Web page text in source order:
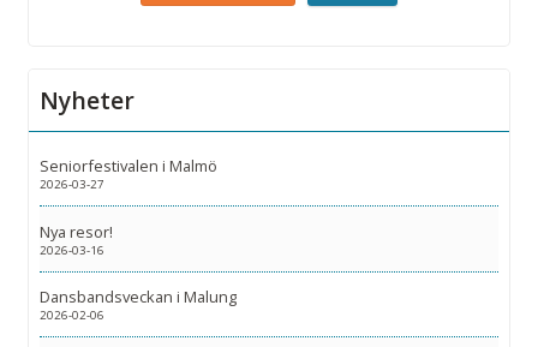
Nyheter
Seniorfestivalen i Malmö
2026-03-27
Nya resor!
2026-03-16
Dansbandsveckan i Malung
2026-02-06